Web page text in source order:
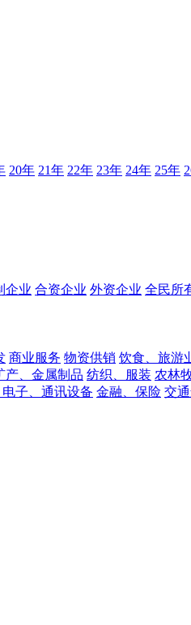
20年 21年 22年 23年 24年 25年
企业 合资企业 外资企业 全民所
商业服务 物资供销 饮食、旅游
产、金属制品 纺织、服装 农林
子、通讯设备 金融、保险 交